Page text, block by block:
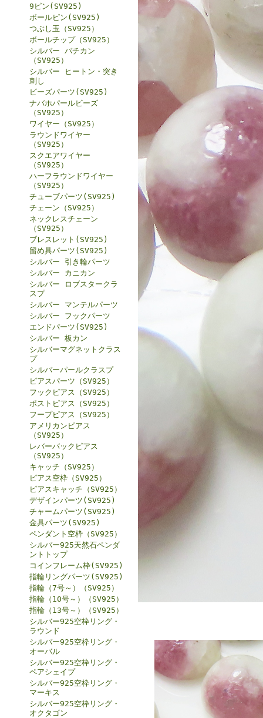
9ピン(SV925)
ボールピン(SV925)
つぶし玉（SV925）
ボールチップ（SV925）
シルバー バチカン
（SV925）
シルバー ヒートン・突き
刺し
ビーズパーツ(SV925)
ナバホパールビーズ
（SV925）
ワイヤー（SV925）
ラウンドワイヤー
（SV925）
スクエアワイヤー
（SV925）
ハーフラウンドワイヤー
（SV925）
チューブパーツ(SV925)
チェーン（SV925）
ネックレスチェーン
（SV925）
ブレスレット(SV925)
留め具パーツ(SV925)
シルバー 引き輪パーツ
シルバー カニカン
シルバー ロブスタークラ
スプ
シルバー マンテルパーツ
シルバー フックパーツ
エンドパーツ(SV925)
シルバー 板カン
シルバーマグネットクラス
プ
シルバーパールクラスプ
ピアスパーツ（SV925）
フックピアス（SV925）
ポストピアス（SV925）
フープピアス（SV925）
アメリカンピアス
（SV925）
レバーバックピアス
（SV925）
キャッチ（SV925）
ピアス空枠（SV925）
ピアスキャッチ（SV925）
デザインパーツ(SV925)
チャームパーツ(SV925)
金具パーツ(SV925)
ペンダント空枠（SV925）
シルバー925天然石ペンダ
ントトップ
コインフレーム枠(SV925)
指輪リングパーツ(SV925)
指輪（7号～）（SV925）
指輪（10号～）（SV925）
指輪（13号～）（SV925）
シルバー925空枠リング・
ラウンド
シルバー925空枠リング・
オーバル
シルバー925空枠リング・
ペアシェイプ
シルバー925空枠リング・
マーキス
シルバー925空枠リング・
オクタゴン